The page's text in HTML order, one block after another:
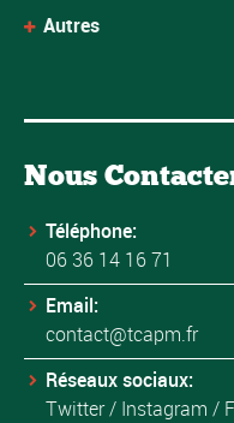
Autres
Nous
Téléphone:
06 36 14 16 71
Email:
contact@tcapm.fr
Réseaux sociaux:
Twitter/ Instagram /